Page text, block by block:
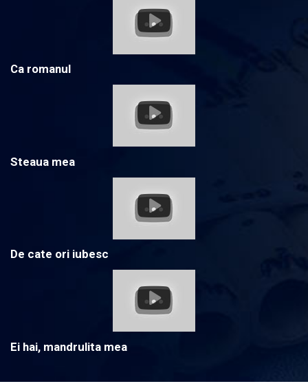
Ca romanul
Steaua mea
De cate ori iubesc
Ei hai, mandrulita mea